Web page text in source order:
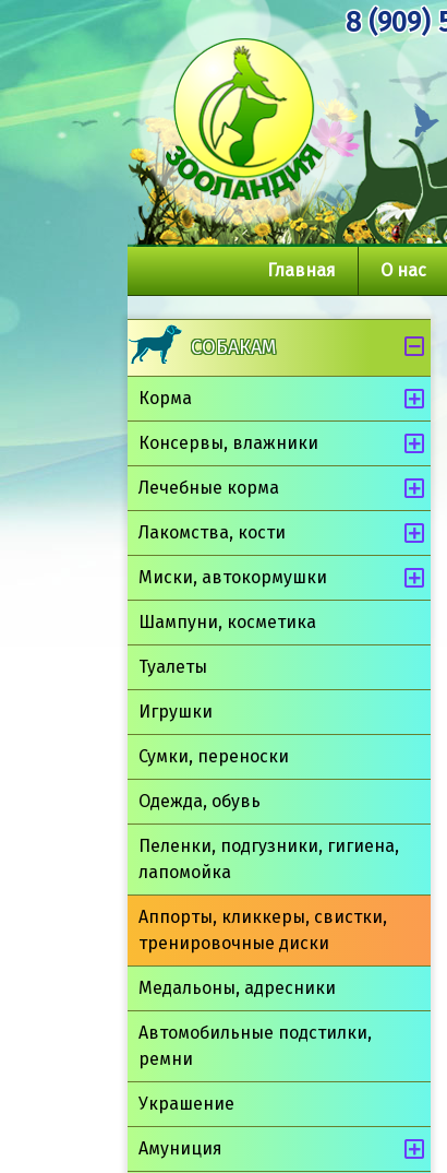
8 (909)
Главная О нас
СОБАКАМ
Корма
Консервы, влажники
Лечебные корма
Лакомства, кости
Миски, автокормушки
Шампуни, косметика
Туалеты
Игрушки
Сумки, переноски
Одежда, обувь
Пеленки, подгузники, гигиена,
лапомойка
Аппорты, кликкеры, свистки,
тренировочные диски
Медальоны, адресники
Автомобильные подстилки,
ремни
Украшение
Амуниция